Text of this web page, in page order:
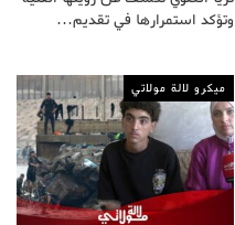
وتؤكد استمرارها في تقديم…
ميكرو لالة مولاتي